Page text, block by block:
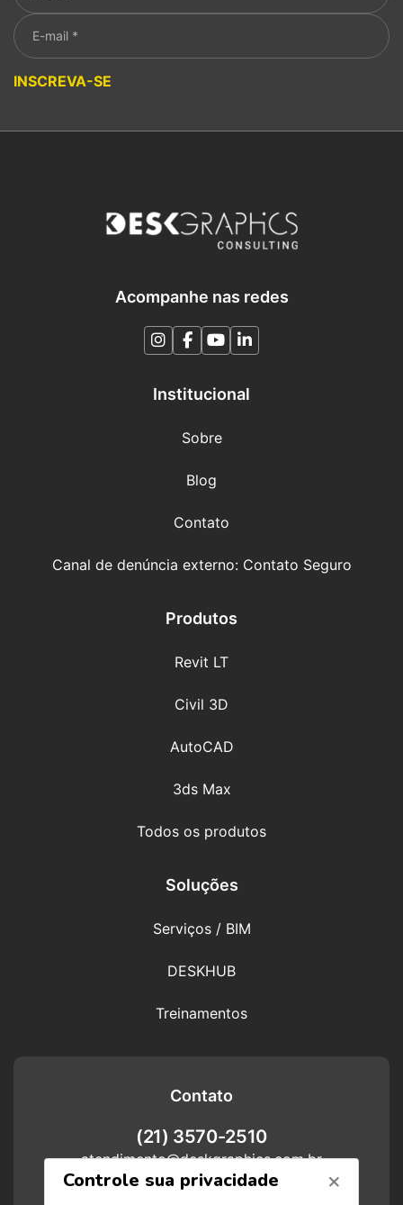
INSCREVA-SE
Acompanhe nas redes
Institucional
Sobre
Blog
Contato
Canal de denúncia externo: Contato Seguro
Produtos
Revit LT
Civil 3D
AutoCAD
3ds Max
Todos os produtos
Soluções
Serviços / BIM
DESKHUB
Treinamentos
Contato
(21) 3570-2510
atendimento@deskgraphics.com.br
Atendimento